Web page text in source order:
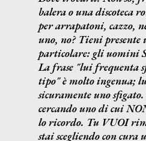
balera o una discoteca
per arrapatoni, cazzo,
uno, no? Tieni
particolare: gli uomini
La frase "lui frequenta
tipo" è molto ingenua;
sicuramente uno
cercando uno di cui
lo ricordo. Tu VUOI
stai scegliendo con cura